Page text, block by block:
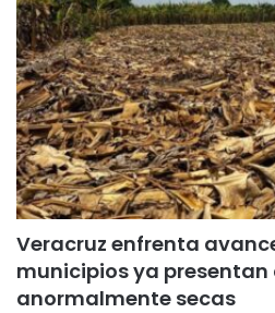
Veracruz enfrenta
municipios ya
anormalmente secas